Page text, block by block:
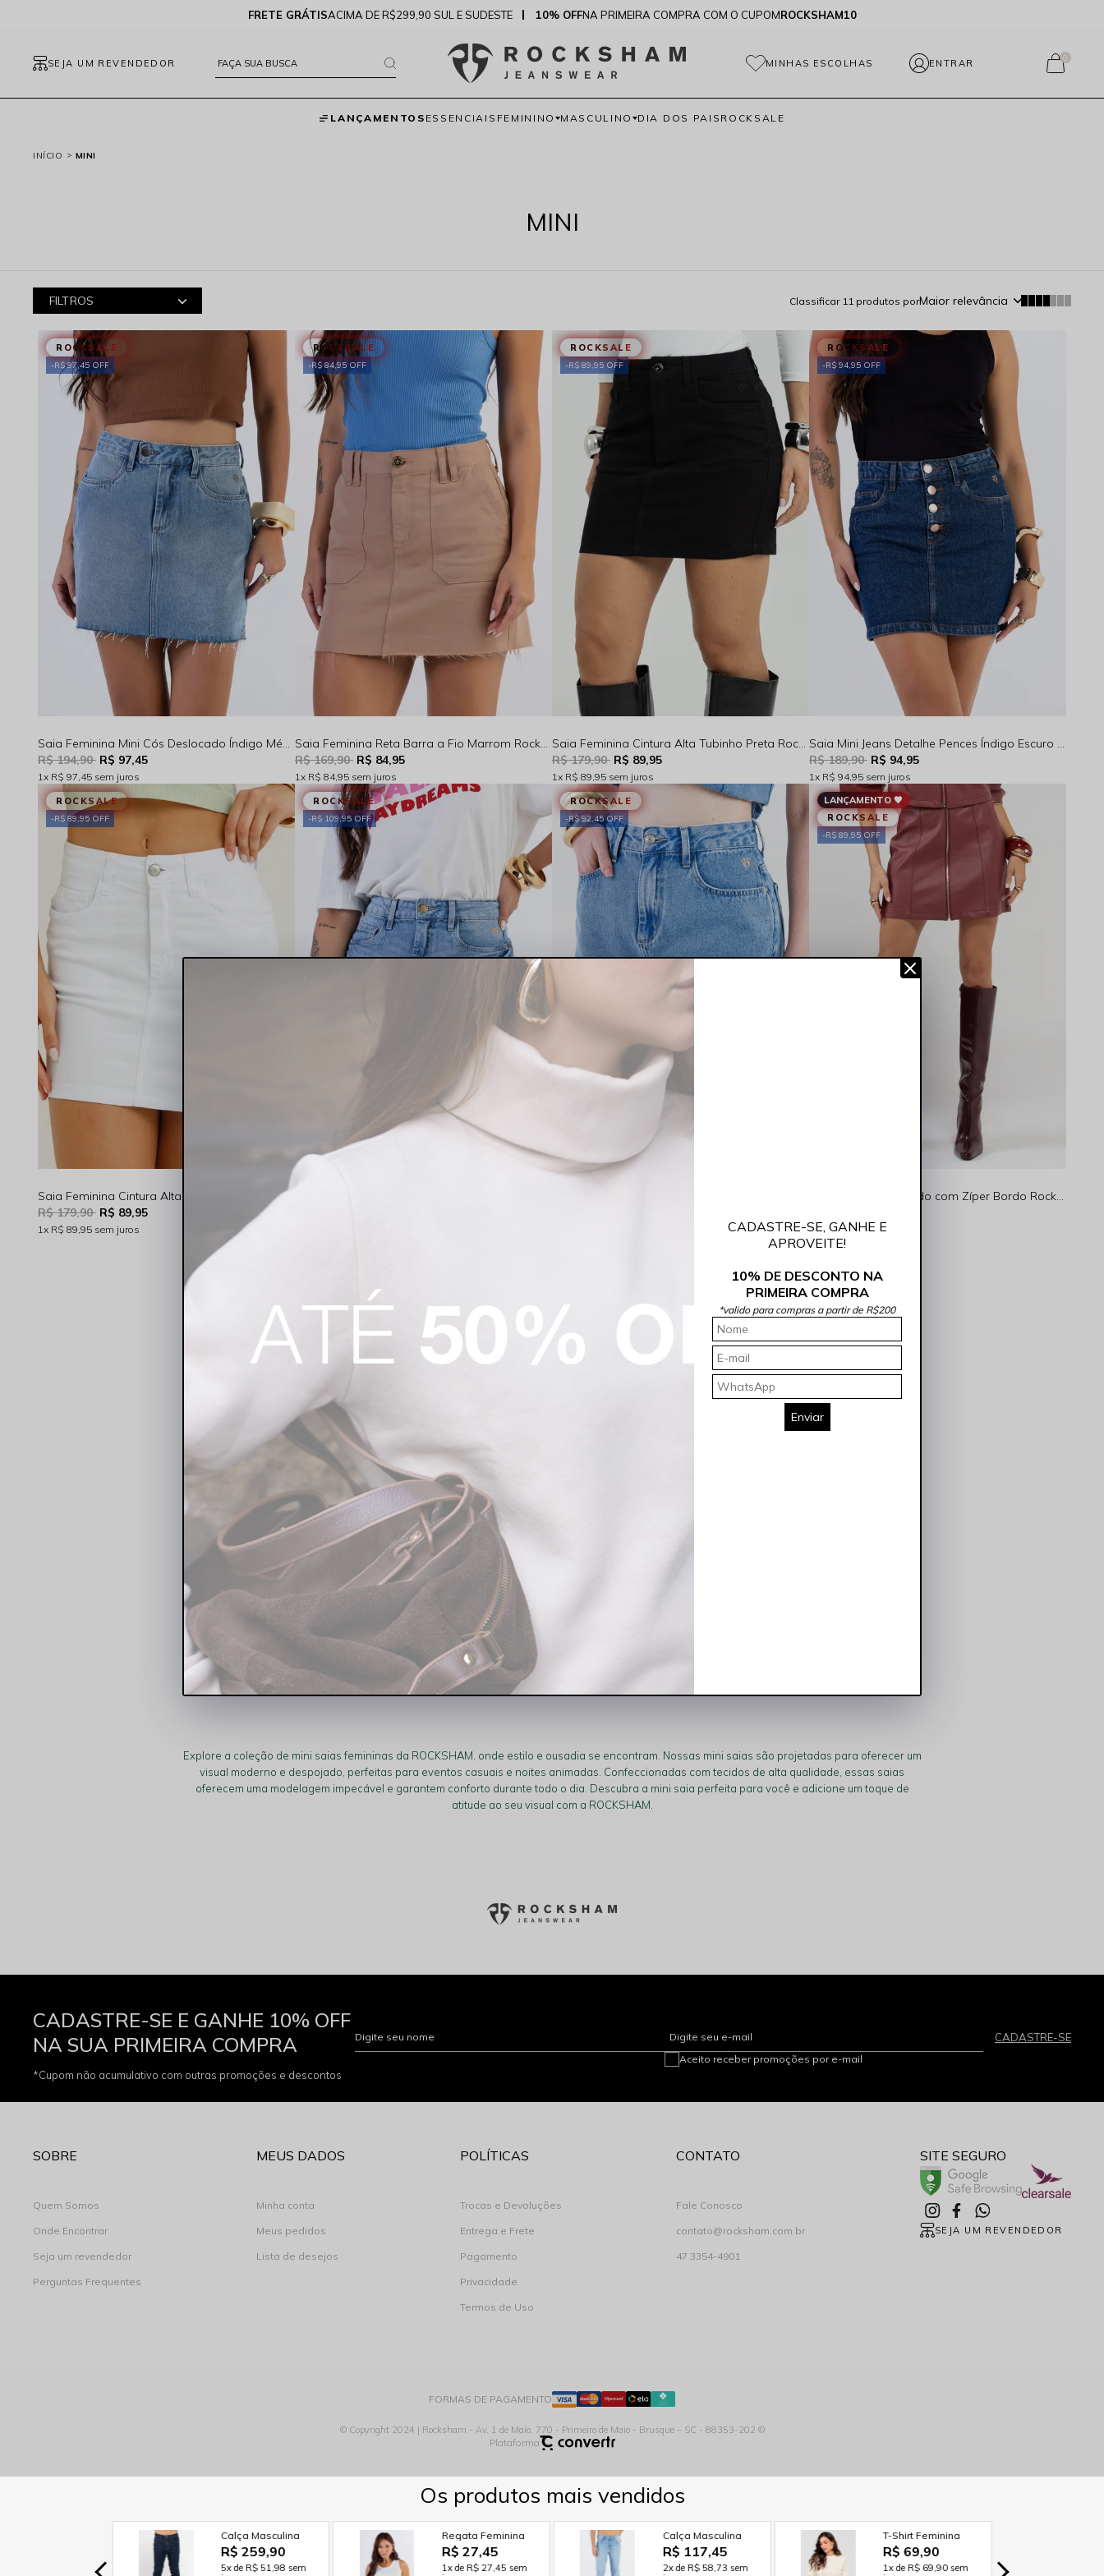
FRETE GRÁTISACIMA DE R$299,90 SUL E SUDESTE 10% OFFNA PRIMEIRA COMPRA COM O CUPOMROCKSHAM10
SEJA UM REVENDEDOR MINHAS ESCOLHAS 0
LANÇAMENTOS ESSENCIAIS FEMININO MASCULINO DIA DOS PAIS ROCKSALE
INÍCIO MINI
MINI
FILTROS Classificar 11 produtos porMaior relevância
R$ 97,45 OFF
ROCKSALE
R$ 194,90 R$ 97,45
1x R$ 97,45 sem juros
R$ 84,95 OFF
ROCKSALE
R$ 169,90 R$ 84,95
1x R$ 84,95 sem juros
R$ 89,95 OFF
ROCKSALE
R$ 179,90 R$ 89,95
1x R$ 89,95 sem juros
R$ 94,95 OFF
ROCKSALE
R$ 189,90 R$ 94,95
1x R$ 94,95 sem juros
R$ 89,95 OFF
ROCKSALE
Saia Feminina Cintura Alta Tubinho Branca Rocksham - RS00051-10000
R$ 179,90 R$ 89,95
1x R$ 89,95 sem juros
R$ 109,95 OFF
ROCKSALE
R$ 92,45 OFF
ROCKSALE
R$ 89,95 OFF
ROCKSALE
LANÇAMENTO 🖤
Saia Mini PU Resinado com Zíper Bordo Rocksham - 261024
1xR$ 89,95sem juros
R$ 52,48
Explore a coleção de mini saias femininas da ROCKSHAM, onde estilo e ousadia se encontram. Nossas mini saias são projetadas para oferecer um
visual moderno e despojado, perfeitas para eventos casuais e noites animadas. Confeccionadas com tecidos de alta qualidade, essas saias
oferecem uma modelagem impecável e garantem conforto durante todo o dia. Descubra a mini saia perfeita para você e adicione um toque de
atitude ao seu visual com a ROCKSHAM.
CADASTRE-SE E GANHE 10% OFF
NA SUA PRIMEIRA COMPRA
*Cupom não acumulativo com outras promoções e descontos
Digite seu nome Digite seu e-mail CADASTRE-SE
Aceito receber promoções por e-mail
SOBRE
Quem Somos
Onde Encontrar
Seja um revendedor
Perguntas Frequentes
MEUS DADOS
Minha conta
Meus pedidos
Lista de desejos
POLÍTICAS
Trocas e Devoluções
Entrega e Frete
Pagamento
Privacidade
Termos de Uso
CONTATO
Fale Conosco
contato@rocksham.com.br
47 3354-4901
SITE SEGURO
SEJA UM REVENDEDOR
FORMAS DE PAGAMENTO
© Copyright 2024 | Rocksham - Av. 1 de Maio, 770 - Primeiro de Maio - Brusque – SC - 88353-202 ©
Plataforma
CADASTRE-SE, GANHE E
APROVEITE!
10% DE DESCONTO NA
PRIMEIRA COMPRA
*valido para compras a partir de R$200
Enviar